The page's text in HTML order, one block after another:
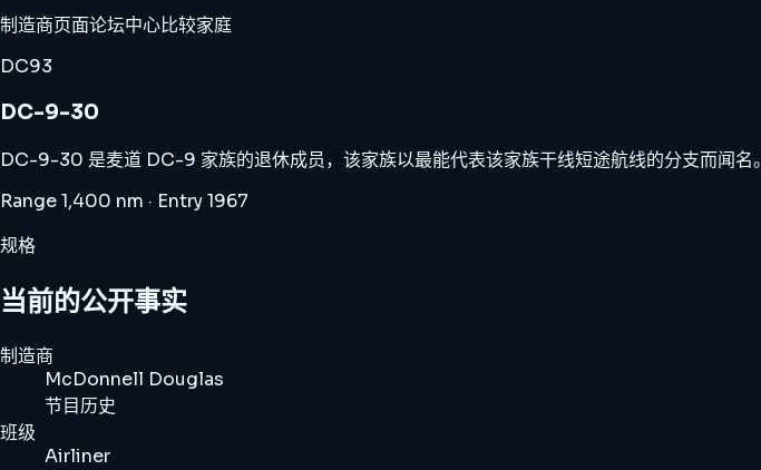
制造商页面论坛中心比较家庭
DC93
DC-9-30
DC-9-30 是麦道 DC-9 家族的退休成员，该家族以最能代表该家族干线短途航线的分支而闻名。
Range 1,400 nm · Entry 1967
规格
当前的公开事实
制造商
McDonnell Douglas
节目历史
班级
Airliner